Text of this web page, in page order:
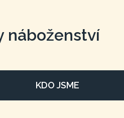
náboženství
KDO JSME